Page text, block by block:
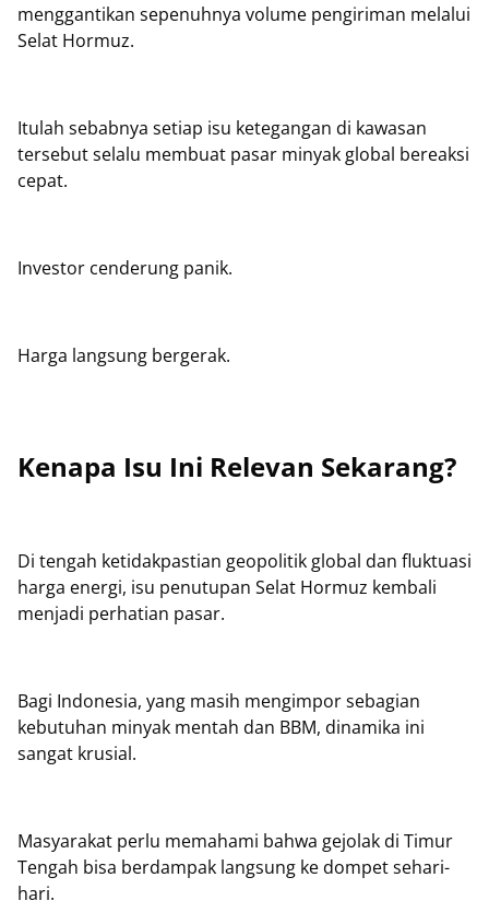
menggantikan sepenuhnya volume pengiriman melalui
Selat Hormuz.
Itulah sebabnya setiap isu ketegangan di kawasan
tersebut selalu membuat pasar minyak global bereaksi
cepat.
Investor cenderung panik.
Harga langsung bergerak.
Kenapa Isu Ini Relevan Sekarang?
Di tengah ketidakpastian geopolitik global dan fluktuasi
harga energi, isu penutupan Selat Hormuz kembali
menjadi perhatian pasar.
Bagi Indonesia, yang masih mengimpor sebagian
kebutuhan minyak mentah dan BBM, dinamika ini
sangat krusial.
Masyarakat perlu memahami bahwa gejolak di Timur
Tengah bisa berdampak langsung ke dompet sehari-
hari.